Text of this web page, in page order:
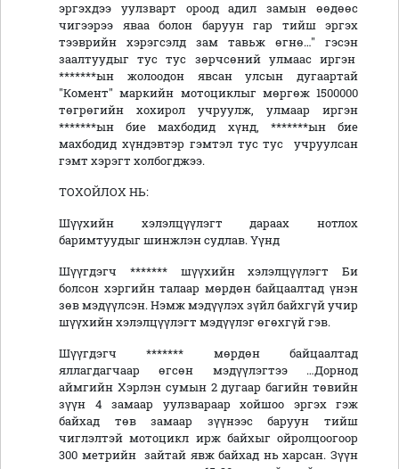
эргэхдээ уулзварт ороод адил замын өөдөөс
чигээрээ яваа болон баруун гар тийш эргэх
тээврийн хэрэгсэлд зам тавьж өгнө…" гэсэн
заалтуудыг тус тус зөрчсөний улмаас иргэн
*******ын жолоодон явсан улсын дугаартай
"Комент" маркийн мотоциклыг мөргөж 1500000
төгрөгийн хохирол учруулж, улмаар иргэн
*******ын бие махбодид хүнд, *******ын бие
махбодид хүндэвтэр гэмтэл тус тус учруулсан
гэмт хэрэгт холбогджээ.
ТОХОЙЛОХ НЬ:
Шүүхийн хэлэлцүүлэгт дараах нотлох
баримтуудыг шинжлэн судлав. Үүнд
Шүүгдэгч ******* шүүхийн хэлэлцүүлэгт Би
болсон хэргийн талаар мөрдөн байцаалтад үнэн
зөв мэдүүлсэн. Нэмж мэдүүлэх зүйл байхгүй учир
шүүхийн хэлэлцүүлэгт мэдүүлэг өгөхгүй гэв.
Шүүгдэгч ******* мөрдөн байцаалтад
яллагдагчаар өгсөн мэдүүлэгтээ …Дорнод
аймгийн Хэрлэн сумын 2 дугаар багийн төвийн
зүүн 4 замаар уулзвараар хойшоо эргэх гэж
байхад төв замаар зүүнээс баруун тийш
чиглэлтэй мотоцикл ирж байхыг ойролцоогоор
300 метрийн зайтай явж байхад нь харсан. Зүүн